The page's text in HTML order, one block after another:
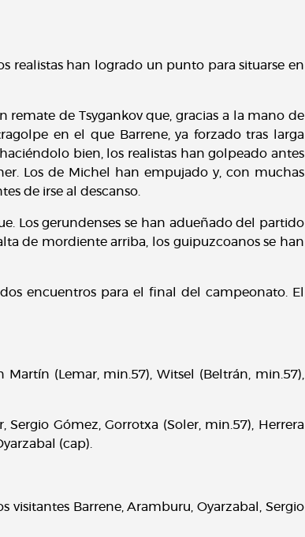
realistas han logrado un punto para situarse en
de Tsygankov que, gracias a la mano de
en el que Barrene, ya forzado tras larga
bien, los realistas han golpeado antes
Los de Michel han empujado y, con muchas
de irse al descanso.
Los gerundenses se han adueñado del partido
de mordiente arriba, los guipuzcoanos se han
encuentros para el final del campeonato. El
Martín (Lemar, min.57), Witsel (Beltrán, min.57),
Sergio Gómez, Gorrotxa (Soler, min.57), Herrera
(cap).
visitantes Barrene, Aramburu, Oyarzabal, Sergio